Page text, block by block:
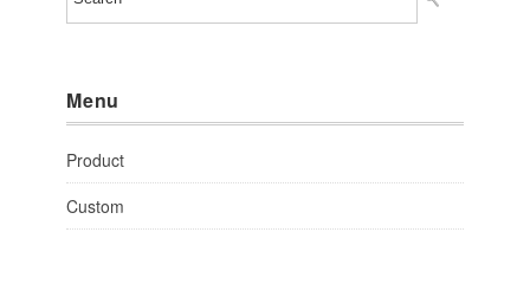
Menu
Product
Custom